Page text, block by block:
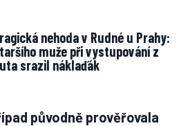
nehoda v Rudné u Prahy:
muže při vystupování z
srazil náklaďák
původně prověřovala